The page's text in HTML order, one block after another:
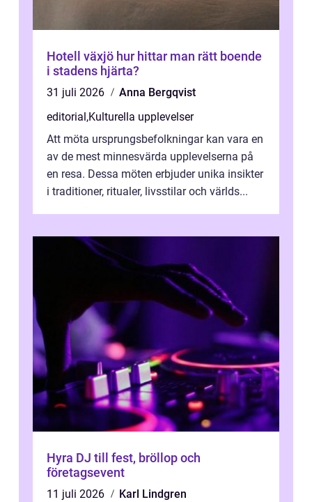
Hotell växjö hur hittar man rätt boende
i stadens hjärta?
31 juli 2026
Anna Bergqvist
editorial,Kulturella upplevelser
Att möta ursprungsbefolkningar kan vara en
av de mest minnesvärda upplevelserna på
en resa. Dessa möten erbjuder unika insikter
i traditioner, ritualer, livsstilar och världs...
Hyra DJ till fest, bröllop och
företagsevent
11 juli 2026
Karl Lindgren